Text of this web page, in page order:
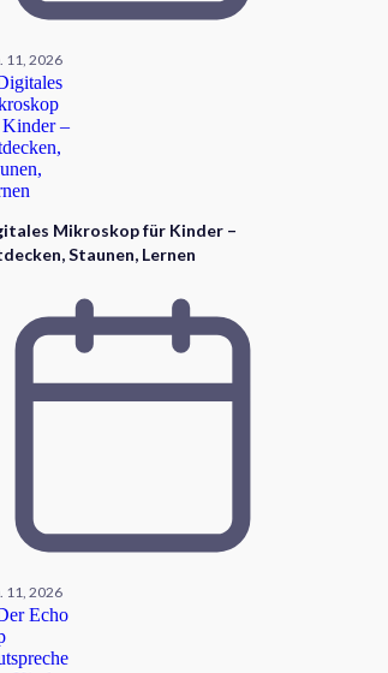
11, 2026
Mikroskop für Kinder –
Staunen, Lernen
11, 2026